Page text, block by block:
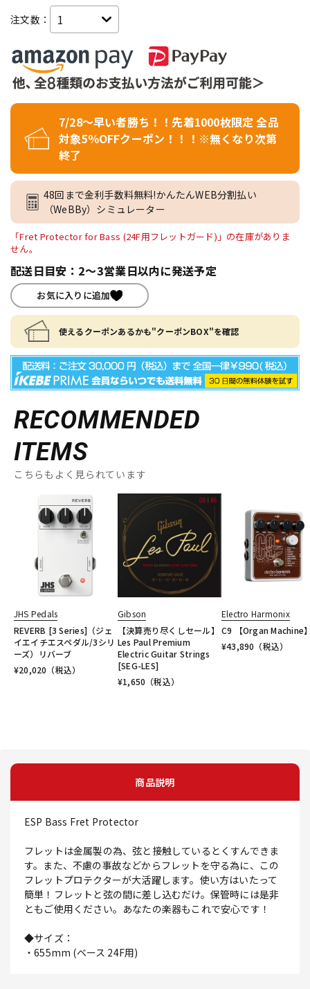
注文数：
7/28～早い者勝ち！！先着1000枚限定 全品
対象5％OFFクーポン！！！※無くなり次第
終了
48回まで金利手数料無料!かんたんWEB分割払い
（WeBBy）シミュレーター
「Fret Protector for Bass (24F用フレットガード)」の在庫がありま
せん。
配送日目安：2～3営業日以内に発送予定
お気に入りに追加
使えるクーポンあるかも"クーポンBOX"を確認
RECOMMENDED
ITEMS
こちらもよく見られています
JHS Pedals
REVERB [3 Series]（ジェ
イエイチエスペダル/3シリ
ーズ）リバーブ
¥20,020 （税込）
Gibson
【決算売り尽くしセール】
Les Paul Premium
Electric Guitar Strings
[SEG-LES]
¥1,650 （税込）
Electro Harmonix
C9 【Organ Machine
¥43,890 （税込）
商品説明
ESP Bass Fret Protector
フレットは金属製の為、弦と接触しているとくすんできま
す。また、不慮の事故などからフレットを守る為に、この
フレットプロテクターが大活躍します。使い方はいたって
簡単！フレットと弦の間に差し込むだけ。保管時には是非
ともご使用ください。あなたの楽器もこれで安心です！
◆サイズ：
・655mm (ベース 24F用)